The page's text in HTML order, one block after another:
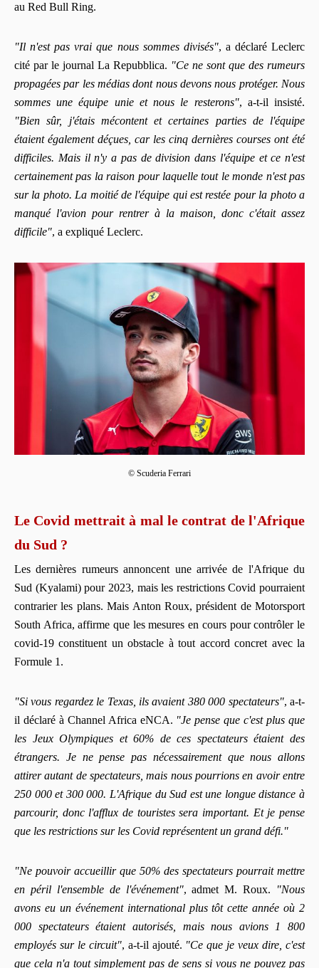
au Red Bull Ring.
"Il n'est pas vrai que nous sommes divisés", a déclaré Leclerc
cité par le journal La Repubblica. "Ce ne sont que des rumeurs
propagées par les médias dont nous devons nous protéger. Nous
sommes une équipe unie et nous le resterons", a-t-il insisté.
"Bien sûr, j'étais mécontent et certaines parties de l'équipe
étaient également déçues, car les cinq dernières courses ont été
difficiles. Mais il n'y a pas de division dans l'équipe et ce n'est
certainement pas la raison pour laquelle tout le monde n'est pas
sur la photo. La moitié de l'équipe qui est restée pour la photo a
manqué l'avion pour rentrer à la maison, donc c'était assez
difficile", a expliqué Leclerc.
© Scuderia Ferrari
Le Covid mettrait à mal le contrat de l'Afrique
du Sud ?
Les dernières rumeurs annoncent une arrivée de l'Afrique du
Sud (Kyalami) pour 2023, mais les restrictions Covid pourraient
contrarier les plans. Mais Anton Roux, président de Motorsport
South Africa, affirme que les mesures en cours pour contrôler le
covid-19 constituent un obstacle à tout accord concret avec la
Formule 1.
"Si vous regardez le Texas, ils avaient 380 000 spectateurs", a-t-
il déclaré à Channel Africa eNCA. "Je pense que c'est plus que
les Jeux Olympiques et 60% de ces spectateurs étaient des
étrangers. Je ne pense pas nécessairement que nous allons
attirer autant de spectateurs, mais nous pourrions en avoir entre
250 000 et 300 000. L'Afrique du Sud est une longue distance à
parcourir, donc l'afflux de touristes sera important. Et je pense
que les restrictions sur les Covid représentent un grand défi."
"Ne pouvoir accueillir que 50% des spectateurs pourrait mettre
en péril l'ensemble de l'événement", admet M. Roux.
"Nous
avons eu un événement international plus tôt cette année où 2
000 spectateurs étaient autorisés, mais nous avions 1 800
employés sur le circuit", a-t-il ajouté. "Ce que je veux dire, c'est
que cela n'a tout simplement pas de sens si vous ne pouvez pas